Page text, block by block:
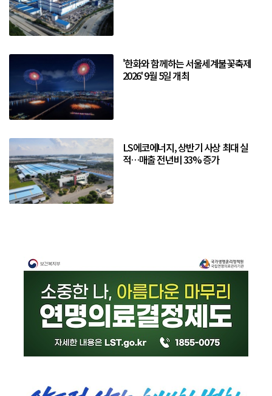
'한화와 함께하는 서울세계불꽃축제
2026' 9월 5일 개최
LS에코에너지, 상반기 사상 최대 실
적…매출 전년비 33% 증가